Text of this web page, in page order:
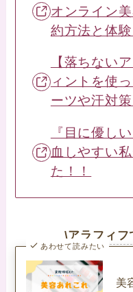
オンライン
約方法と体
【落ちない
ィントを使
ーツや汗対
『目に優し
血しやすい
た！！
\アラフィフ
あわせて読みたい
美